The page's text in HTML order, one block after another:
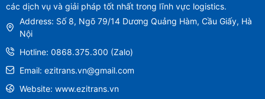
các dịch vụ và giải pháp tốt nhất trong lĩnh vực logistics.
Address: Số 8, Ngõ 79/14 Dương Quảng Hàm, Cầu Giấy, Hà
Nội
Hotline: 0868.375.300 (Zalo)
Email: ezitrans.vn@gmail.com
Website: www.ezitrans.vn